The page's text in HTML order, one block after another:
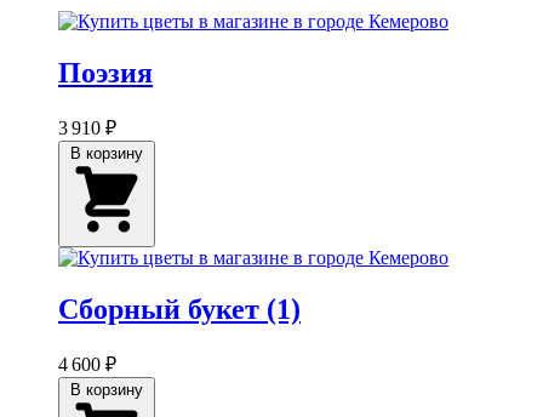
Поэзия
3 910 ₽
Сборный букет (1)
4 600 ₽